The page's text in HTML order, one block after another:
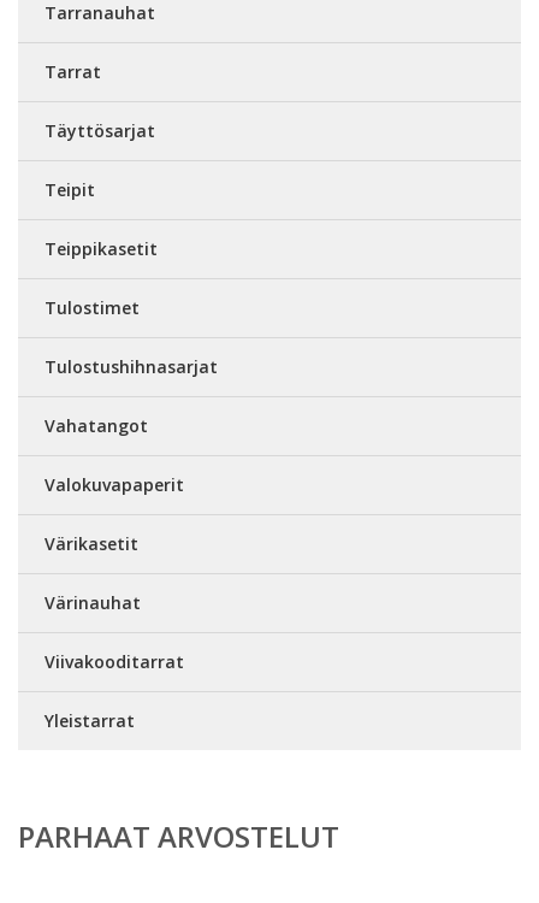
Tarranauhat
Tarrat
Täyttösarjat
Teipit
Teippikasetit
Tulostimet
Tulostushihnasarjat
Vahatangot
Valokuvapaperit
Värikasetit
Värinauhat
Viivakooditarrat
Yleistarrat
PARHAAT ARVOSTELUT